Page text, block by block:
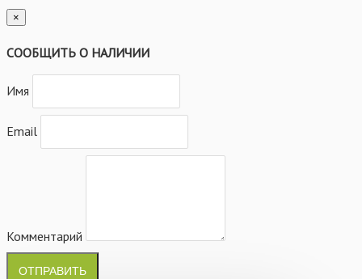
×
СООБЩИТЬ О НАЛИЧИИ
Имя
Email
Комментарий
ОТПРАВИТЬ